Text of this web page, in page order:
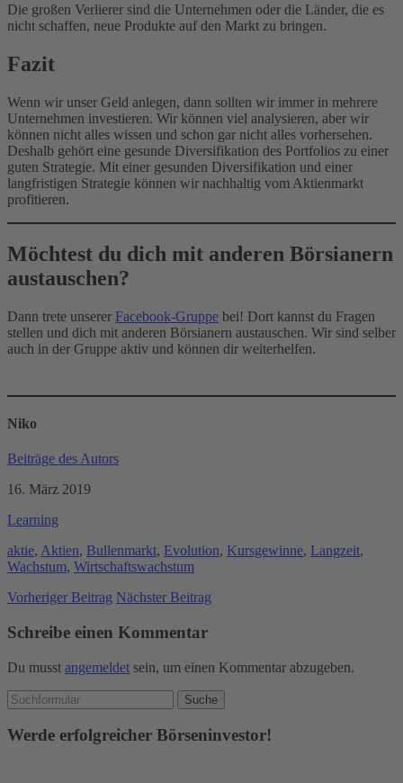
Die großen Verlierer sind die Unternehmen oder die Länder, die es
nicht schaffen, neue Produkte auf den Markt zu bringen.
Fazit
Wenn wir unser Geld anlegen, dann sollten wir immer in mehrere
Unternehmen investieren. Wir können viel analysieren, aber wir
können nicht alles wissen und schon gar nicht alles vorhersehen.
Deshalb gehört eine gesunde Diversifikation des Portfolios zu einer
guten Strategie. Mit einer gesunden Diversifikation und einer
langfristigen Strategie können wir nachhaltig vom Aktienmarkt
profitieren.
Möchtest du dich mit anderen Börsianern
austauschen?
Dann trete unserer Facebook-Gruppe bei! Dort kannst du Fragen
stellen und dich mit anderen Börsianern austauschen. Wir sind selber
auch in der Gruppe aktiv und können dir weiterhelfen.
Niko
Beiträge des Autors
16. März 2019
Learning
aktie, Aktien, Bullenmarkt, Evolution, Kursgewinne, Langzeit,
Wachstum, Wirtschaftswachstum
Vorheriger Beitrag Nächster Beitrag
Schreibe einen Kommentar
Du musst angemeldet sein, um einen Kommentar abzugeben.
Werde erfolgreicher Börseninvestor!